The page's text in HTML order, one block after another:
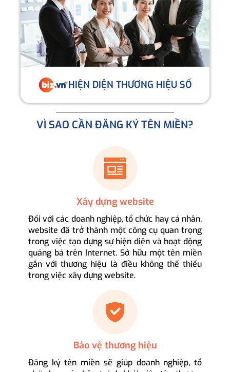
HIỆN DIỆN THƯƠNG HIỆU SỐ
VÌ SAO CẦN ĐĂNG KÝ TÊN MIỀN?
Xây dựng website
Đối với các doanh nghiệp, tổ chức hay cá nhân,
website đã trở thành một công cụ quan trọng
trong việc tạo dựng sự hiện diện và hoạt động
quảng bá trên Internet. Sở hữu một tên miền
gắn với thương hiệu là điều không thể thiếu
trong việc xây dựng website.
Bảo vệ thương hiệu
Đăng ký tên miền sẽ giúp doanh nghiệp, tổ